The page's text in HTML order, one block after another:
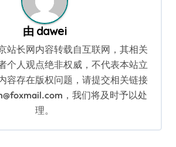
由 dawei
站长网内容转载自互联网，其相关
个人观点绝非权威，不代表本站立
容存在版权问题，请提交相关链接
，我们将及时予以处
理。